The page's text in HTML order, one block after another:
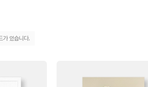
가 있습니다.